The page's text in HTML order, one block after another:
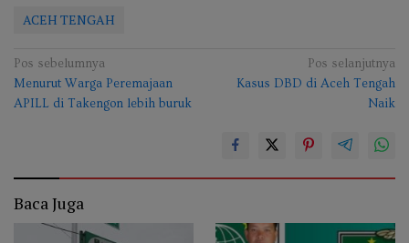
ACEH TENGAH
Navigasi
pos
Pos sebelumnya
Menurut Warga Peremajaan
APILL di Takengon lebih buruk
Pos selanjutnya
Kasus DBD di Aceh Tengah
Naik
Baca Juga